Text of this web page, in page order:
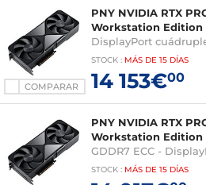
COMPARAR
PNY NVIDIA RTX
Workstation Edition
DisplayPort
(NVIDIA RTX PRO
STOCK : MÁS DE 15 DÍAS
14 153€00
PNY NVIDIA RTX
Workstation Edition
GDDR7 ECC -
Express 5.0 x16
STOCK : MÁS DE 15 DÍAS